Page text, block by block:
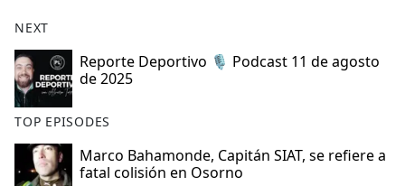
NEXT
​Reporte Deportivo 🎙️ Podcast 11 de agosto
de 2025
TOP EPISODES
Marco Bahamonde, Capitán SIAT, se refiere a
fatal colisión en Osorno